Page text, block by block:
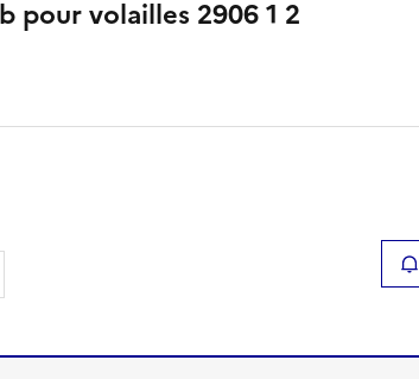
pour volailles 2906 1 2
par email
Copier le lien de la page dans le presse-papier